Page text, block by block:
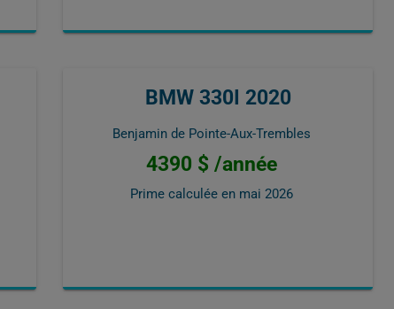
BMW 330I 2020
Benjamin de Pointe-Aux-Trembles
4390 $ /année
Prime calculée en mai 2026